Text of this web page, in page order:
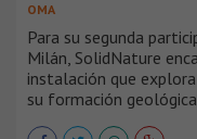
OMA
Para su segunda
Milán, SolidNature
instalación que
su formación